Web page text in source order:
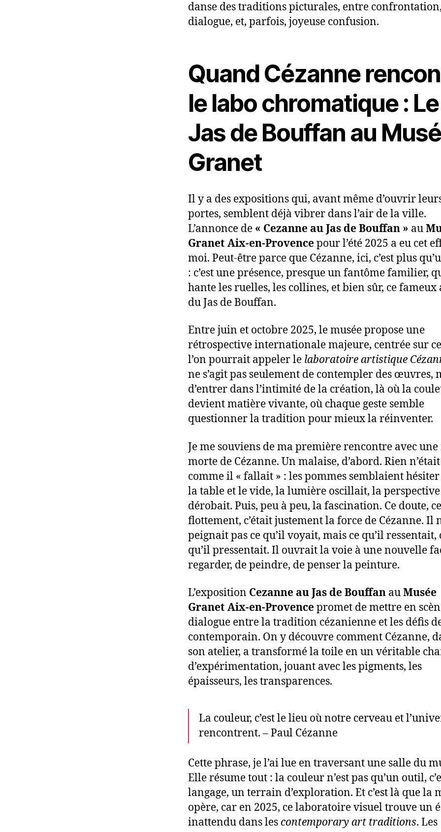
danse des traditions picturales, entre confrontation,
dialogue, et, parfois, joyeuse confusion.
Quand Cézanne
le labo chromatique : Le
Jas de Bouffan au
Granet
Il y a des expositions qui, avant même d’ouvrir
portes, semblent déjà vibrer dans l’air de la ville.
L’annonce de « Cezanne au Jas de Bouffan » au
Granet Aix-en-Provencepour l’été 2025 a eu cet
moi. Peut-être parce que Cézanne, ici, c’est plus
: c’est une présence, presque un fantôme familier,
hante les ruelles, les collines, et bien sûr, ce
du Jas de Bouffan.
Entre juin et octobre 2025, le musée propose une
rétrospective internationale majeure, centrée sur
l’on pourrait appeler le laboratoire artistique
ne s’agit pas seulement de contempler des œuvres,
d’entrer dans l’intimité de la création, là où la
devient matière vivante, où chaque geste semble
questionner la tradition pour mieux la réinventer.
Je me souviens de ma première rencontre avec
morte de Cézanne. Un malaise, d’abord. Rien n’était
comme il « fallait » : les pommes semblaient
la table et le vide, la lumière oscillait, la perspective
dérobait. Puis, peu à peu, la fascination. Ce doute, ce
flottement, c’était justement la force de Cézanne. Il
peignait pas ce qu’il voyait, mais ce qu’il ressentait,
qu’il pressentait. Il ouvrait la voie à une nouvelle
regarder, de peindre, de penser la peinture.
L’exposition Cezanne au Jas de Bouffan auMusée
Granet Aix-en-Provencepromet de mettre en
dialogue entre la tradition cézanienne et les défis
contemporain. On y découvre comment Cézanne,
son atelier, a transformé la toile en un véritable
d’expérimentation, jouant avec les pigments, les
épaisseurs, les transparences.
La couleur, c’est le lieu où notre cerveau et
rencontrent. – Paul Cézanne
Cette phrase, je l’ai lue en traversant une salle du
Elle résume tout : la couleur n’est pas qu’un outil,
langage, un terrain d’exploration. Et c’est là que la
opère, car en 2025, ce laboratoire visuel trouve un
inattendu dans les contemporary art traditions. Les